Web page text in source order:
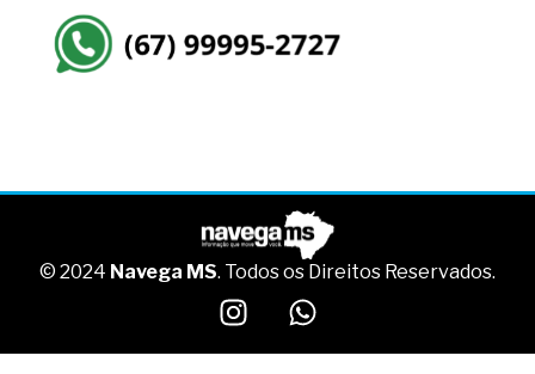
© 2024 Navega MS. Todos os Direitos Reservados.